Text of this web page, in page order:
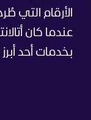
الأرقام التي
عندما كان
بخدمات أحد أبرز